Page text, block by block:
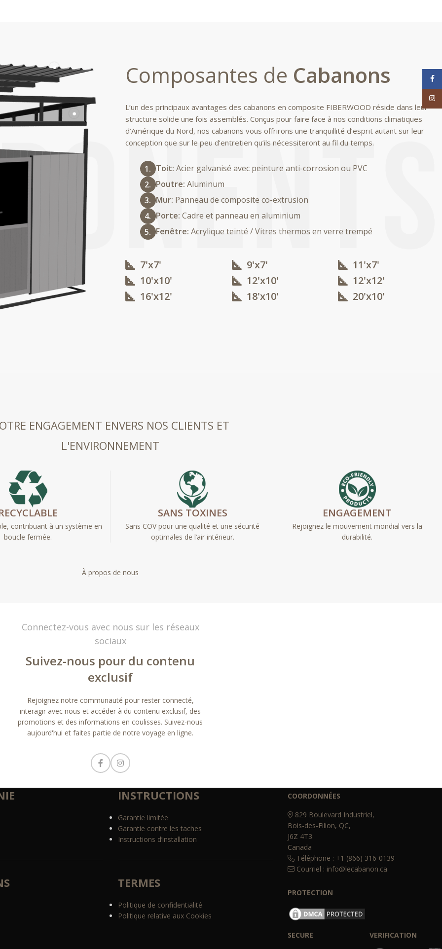
Composantes de Cabanons
L’un des principaux avantages des cabanons en composite FIBERWOOD réside dans leur
structure solide une fois assemblés. Conçus pour faire face à nos conditions climatiques
d’Amérique du Nord, nos cabanons vous offrirons une tranquillité d’esprit autant sur leur
conception que sur le peu d’entretien qu’ils nécessiteront au fil du temps.
Toit: Acier galvanisé avec peinture anti-corrosion ou PVC
Poutre: Aluminum
Mur: Panneau de composite co-extrusion
Porte: Cadre et panneau en aluminium
Fenêtre: Acrylique teinté / Vitres thermos en verre trempé
7'x7'
10'x10'​
16'x12'​
9'x7'
12'x10'​
18'x10'​
11'x7'
12'x12'​
20'x10'​
ENGAGEMENT ENVERS NOS CLIENTS ET
L'ENVIRONNEMENT
contribuant à un système en
boucle fermée.
SANS TOXINES
Sans COV pour une qualité et une sécurité
optimales de l’air intérieur.
ENGAGEMENT
Rejoignez le mouvement mondial vers la
durabilité.
À propos de nous
Connectez-vous avec nous sur les réseaux
sociaux
Suivez-nous pour du contenu
exclusif
Rejoignez notre communauté pour rester connecté,
interagir avec nous et accéder à du contenu exclusif, des
promotions et des informations en coulisses. Suivez-nous
aujourd'hui et faites partie de notre voyage en ligne.
INSTRUCTIONS
Garantie limitée
Garantie contre les taches
Instructions d’installation
TERMES
Politique de confidentialité
Politique relative aux Cookies
COORDONNÉES
829 Boulevard Industriel,
Bois-des-Filion, QC,
J6Z 4T3
Canada
Téléphone : +1 (866) 316-0139
Courriel : info@lecabanon.ca
PROTECTION
SECURE VERIFICATION